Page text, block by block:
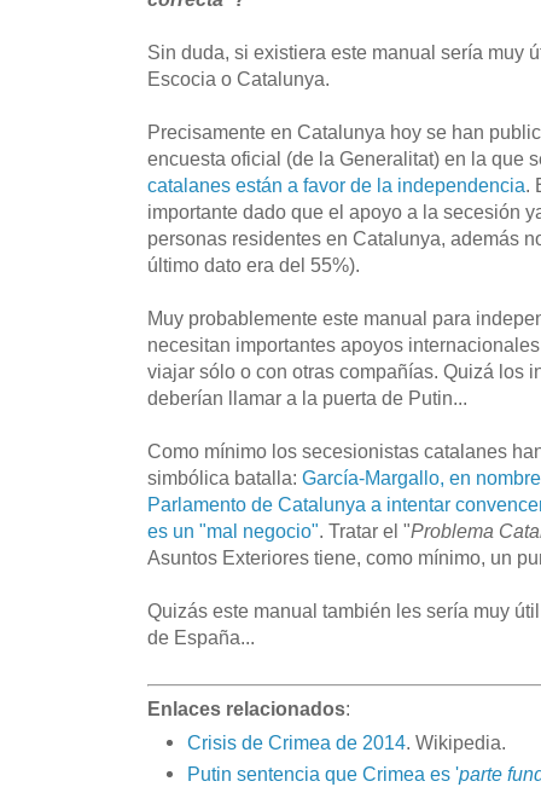
Sin duda, si existiera este manual sería muy
Escocia o Catalunya.
Precisamente en Catalunya hoy se han
encuesta oficial (de la Generalitat) en la que
catalanes están a favor de la independencia.
importante dado que el apoyo a la secesión
personas residentes en Catalunya, además
último dato era del 55%).
Muy probablemente este manual para
necesitan importantes apoyos
viajar sólo o con otras compañías. Quizá los
deberían llamar a la puerta de Putin...
Como mínimo los secesionistas catalanes
simbólica batalla: García-Margallo, en
Parlamento de Catalunya a intentar
es un "mal negocio". Tratar el "Problema
Asuntos Exteriores tiene, como mínimo, un
Quizás este manual también les sería muy
de España...
Enlaces relacionados:
Crisis de Crimea de 2014. Wikipedia.
Putin sentencia que Crimea es 'parte